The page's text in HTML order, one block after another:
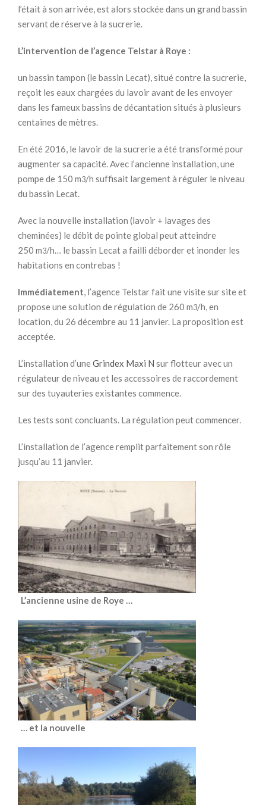
l’était à son arrivée, est alors stockée dans un grand bassin
servant de réserve à la sucrerie.
L’intervention de l’agence Telstar à Roye :
un bassin tampon (le bassin Lecat), situé contre la sucrerie,
reçoit les eaux chargées du lavoir avant de les envoyer
dans les fameux bassins de décantation situés à plusieurs
centaines de mètres.
En été 2016, le lavoir de la sucrerie a été transformé pour
augmenter sa capacité. Avec l’ancienne installation, une
pompe de 150 m3/h suffisait largement à réguler le niveau
du bassin Lecat.
Avec la nouvelle installation (lavoir + lavages des
cheminées) le débit de pointe global peut atteindre
250 m3/h… le bassin Lecat a failli déborder et inonder les
habitations en contrebas !
Immédiatement, l’agence Telstar fait une visite sur site et
propose une solution de régulation de 260 m3/h, en
location, du 26 décembre au 11 janvier. La proposition est
acceptée.
L’installation d’uneGrindex Maxi N sur flotteur avec un
régulateur de niveau et les accessoires de raccordement
sur des tuyauteries existantes commence.
Les tests sont concluants. La régulation peut commencer.
L’installation de l’agence remplit parfaitement son rôle
jusqu’au 11 janvier.
L’ancienne usine de Roye …
… et la nouvelle